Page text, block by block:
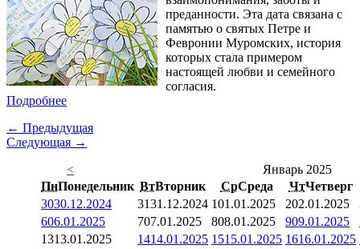
преданности. Эта дата связана с
памятью о святых Петре и
Февронии Муромских, история
которых стала примером
настоящей любви и семейного
согласия.
Подробнее
← Предыдущая
Следующая →
<
Январь 2025
ПнПонедельник ВтВторник СрСреда ЧтЧетверг
3030.12.2024 3131.12.2024 101.01.2025 202.01.2025
606.01.2025 707.01.2025 808.01.2025 909.01.2025
1313.01.2025 1414.01.2025 1515.01.2025 1616.01.2025